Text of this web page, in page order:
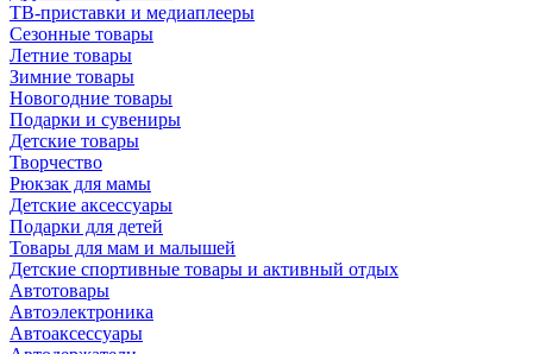
ТВ-приставки и медиаплееры
Сезонные товары
Летние товары
Зимние товары
Новогодние товары
Подарки и сувениры
Детские товары
Творчество
Рюкзак для мамы
Детские аксессуары
Подарки для детей
Товары для мам и малышей
Детские спортивные товары и активный отдых
Автотовары
Автоэлектроника
Автоаксессуары